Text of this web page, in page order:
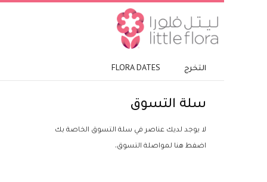
التخرج FLORA DATES
سلة التسوق
لا يوجد لديك عناصر في سلة التسوق الخاصة بك
اضفط هنا لمواصلة التسوق.